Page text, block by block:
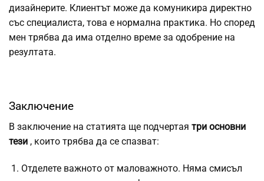
дизайнерите. Клиентът може да комуникира директно
със специалиста, това е нормална практика. Но според
мен трябва да има отделно време за одобрение на
резултата.
Заключение
В заключение на статията ще подчертая три основни
тези , които трябва да се спазват:
Отделете важното от маловажното. Няма смисъл